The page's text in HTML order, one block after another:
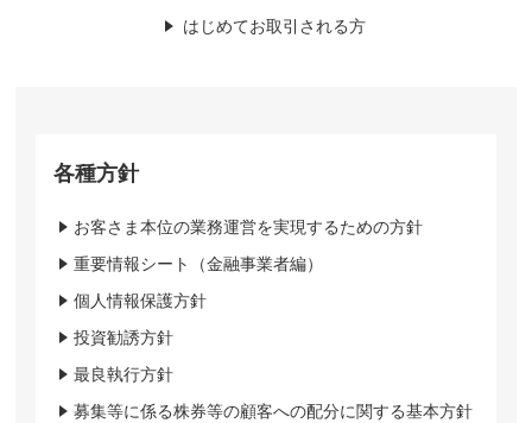
はじめてお取引される方
各種方針
お客さま本位の業務運営を実現するための方針
重要情報シート（金融事業者編）
個人情報保護方針
投資勧誘方針
最良執行方針
募集等に係る株券等の顧客への配分に関する基本方針